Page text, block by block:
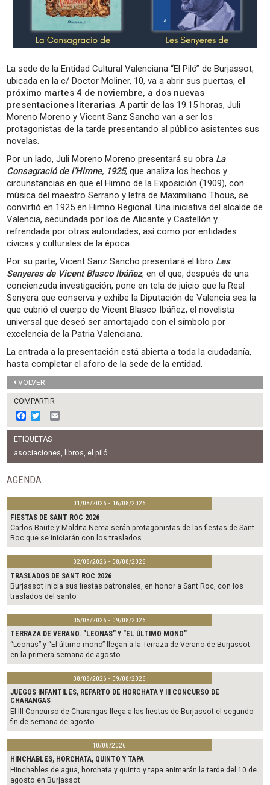
La sede de la Entidad Cultural Valenciana “El Piló” de Burjassot,
ubicada en la c/ Doctor Moliner, 10, va a abrir sus puertas, el
próximo martes 4 de noviembre, a dos nuevas
presentaciones literarias. A partir de las 19.15 horas, Juli
Moreno Moreno y Vicent Sanz Sancho van a ser los
protagonistas de la tarde presentando al público asistentes sus
novelas.
Por un lado, Juli Moreno Moreno presentará su obra La
Consagració de l’Himne, 1925, que analiza los hechos y
circunstancias en que el Himno de la Exposición (1909), con
música del maestro Serrano y letra de Maximiliano Thous, se
convirtió en 1925 en Himno Regional. Una iniciativa del alcalde de
Valencia, secundada por los de Alicante y Castellón y
refrendada por otras autoridades, así como por entidades
cívicas y culturales de la época.
Por su parte, Vicent Sanz Sancho presentará el libro Les
Senyeres de Vicent Blasco Ibáñez, en el que, después de una
concienzuda investigación, pone en tela de juicio que la Real
Senyera que conserva y exhibe la Diputación de Valencia sea la
que cubrió el cuerpo de Vicent Blasco Ibáñez, el novelista
universal que deseó ser amortajado con el símbolo por
excelencia de la Patria Valenciana.
La entrada a la presentación está abierta a toda la ciudadanía,
hasta completar el aforo de la sede de la entidad.
VOLVER
COMPARTIR
F
a
c
e
b
o
o
k
w
i
t
t
e
m
l
ETIQUETAS
asociaciones, libros, el piló
AGENDA
01/08/2026 - 16/08/2026
FIESTAS DE SANT ROC 2026
Carlos Baute y Maldita Nerea serán protagonistas de las fiestas de Sant
Roc que se iniciarán con los traslados
02/08/2026 - 08/08/2026
TRASLADOS DE SANT ROC 2026
Burjassot inicia sus fiestas patronales, en honor a Sant Roc, con los
traslados del santo
05/08/2026 - 09/08/2026
TERRAZA DE VERANO. "LEONAS" Y "EL ÚLTIMO MONO"
“Leonas” y “El último mono” llegan a la Terraza de Verano de Burjassot
en la primera semana de agosto
08/08/2026 - 09/08/2026
JUEGOS INFANTILES, REPARTO DE HORCHATA Y III CONCURSO DE
CHARANGAS
El III Concurso de Charangas llega a las fiestas de Burjassot el segundo
fin de semana de agosto
10/08/2026
HINCHABLES, HORCHATA, QUINTO Y TAPA
Hinchables de agua, horchata y quinto y tapa animarán la tarde del 10 de
agosto en Burjassot